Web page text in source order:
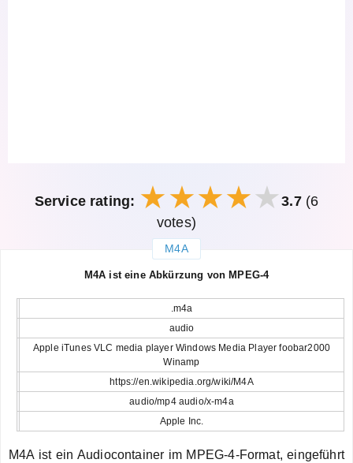
Service rating: 3.7(6
votes)
M4A
M4A ist eine Abkürzung von MPEG-4
.m4a
audio
Apple iTunes VLC media player Windows Media Player foobar2000
Winamp
https://en.wikipedia.org/wiki/M4A
audio/mp4 audio/x-m4a
Apple Inc.
M4A ist ein Audiocontainer im MPEG-4-Format, eingeführt